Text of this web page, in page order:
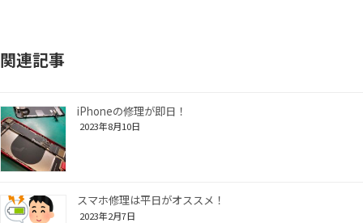
関連記事
iPhoneの修理が即日！
2023年8月10日
スマホ修理は平日がオススメ！
2023年2月7日